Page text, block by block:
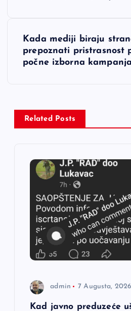
c
Kada mediji biraju
prepoznati pristrasnost
počne izborna kampanja
Related Posts
admin 7 Augusta, 2026
Kad javno preduzeće